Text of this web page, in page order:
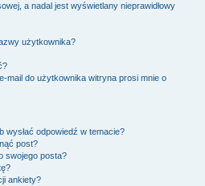
a nadal jest wyświetlany nieprawidłowy
użytkownika?
mail do użytkownika witryna prosi mnie o
wysłać odpowiedź w temacie?
post?
swojego posta?
ankiety?